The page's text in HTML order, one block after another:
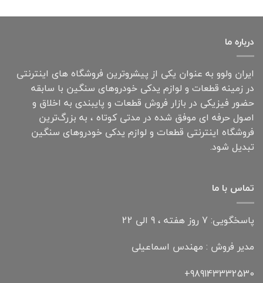
درباره ما
ایران ولوو به عنوان یکی از پیشروترین فروشگاه های اینترنتی
در زمینه قطعات و لوازم یدکی خودروهای سنگین با سابقه
حضور فیزیکی در بازار فروش قطعات و پایبندی به اخلاق و
اصول حرفه ای موفق شده در مدتی کوتاه ، به بزرگ‌ترین
فروشگاه اینترنتی قطعات و لوازم یدکی خودروهای سنگین
تبدیل شود.
تماس با ما
پاسخگویی: 7 روز هفته ، 9 الی 22
مدیر فروش : مهندس اسماعیلی
989143332530+